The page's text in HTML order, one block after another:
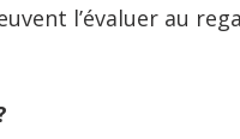
l’évaluer au